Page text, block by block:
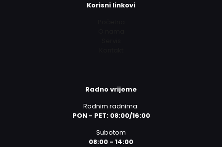
Korisni linkovi
Radno vrijeme
Radnim radnima:
PON - PET: 08:00/16:00
Subotom
08:00 - 14:00